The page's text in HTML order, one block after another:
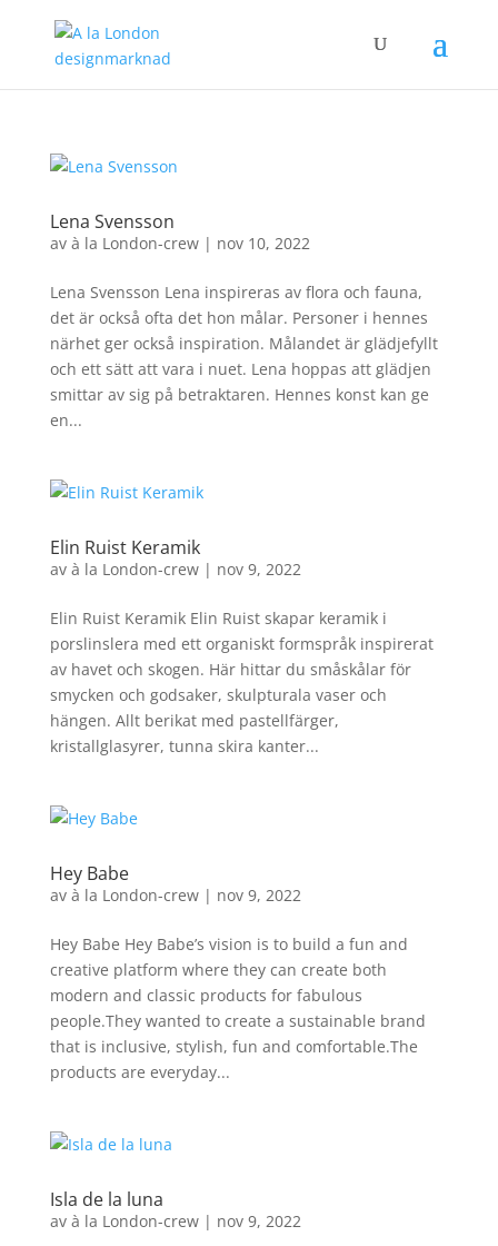
Lena Svensson
av à la London-crew| nov 10, 2022
Lena Svensson Lena inspireras av flora och fauna,
det är också ofta det hon målar. Personer i hennes
närhet ger också inspiration. Målandet är glädjefyllt
och ett sätt att vara i nuet. Lena hoppas att glädjen
smittar av sig på betraktaren. Hennes konst kan ge
en...
Elin Ruist Keramik
av à la London-crew| nov 9, 2022
Elin Ruist Keramik Elin Ruist skapar keramik i
porslinslera med ett organiskt formspråk inspirerat
av havet och skogen. Här hittar du småskålar för
smycken och godsaker, skulpturala vaser och
hängen. Allt berikat med pastellfärger,
kristallglasyrer, tunna skira kanter...
Hey Babe
av à la London-crew| nov 9, 2022
Hey Babe Hey Babe’s vision is to build a fun and
creative platform where they can create both
modern and classic products for fabulous
people.They wanted to create a sustainable brand
that is inclusive, stylish, fun and comfortable.The
products are everyday...
Isla de la luna
av à la London-crew| nov 9, 2022